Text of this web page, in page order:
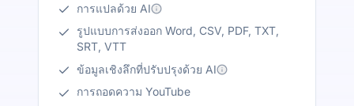
การแปลด้วย AI
รูปแบบการส่งออก Word, CSV, PDF, TXT,
SRT, VTT
ข้อมูลเชิงลึกที่ปรับปรุงด้วย AI
การถอดความ YouTube